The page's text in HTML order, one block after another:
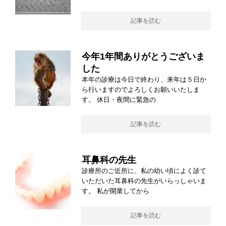
記事を読む
今年1年間ありがとうございま
した
本年の診療は今日で終わり、来年は５日か
ら行いますのでよろしくお願いいたしま
す。 休日・夜間に緊急の
記事を読む
耳鼻科の先生
診療所のご近所に、私の幼い頃によく診て
いただいた耳鼻科の先生がいらっしゃいま
す。 私が開業してから
記事を読む